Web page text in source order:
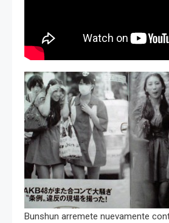
Bunshun arremete nuevamente